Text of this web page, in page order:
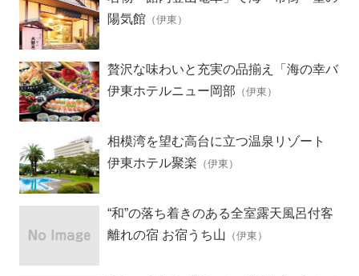
露天風呂へ
陽気館 （伊東）
贅沢な味わいと充実の品揃え「海の幸バ
イキング」
伊東ホテルニュー岡部 （伊東）
相模湾を望む高台に立つ温泉リゾート
伊東ホテル聚楽 （伊東）
“和”の落ち着きのある全室露天風呂付客
室の離れ宿
離れの宿 お宿うち山 （伊東）